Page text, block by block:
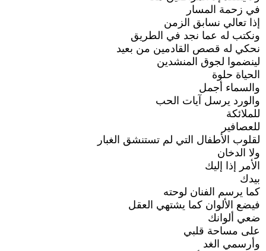
في زحمة المسار
إذا تعالي نسابق الزمن
ونكتب له عما نجد في الطريق
نحكي له قصص القادمين من بعيد
لينضموا لجوق المنشدين
الحياة حلوة
والسماء أجمل
والورد يرسل آيات الحب
للملائكة
للعصافير
لقلوب الأطفال التي لم تستنشق الغبار
ولا الدخان
الأمر إذا إليك
بيدك
كما يرسم الفنان لوحته
فيضع الألوان كما يشتهي العقل
ضعي ألوانك
على مساحة قلبي
وأرسمي الغد